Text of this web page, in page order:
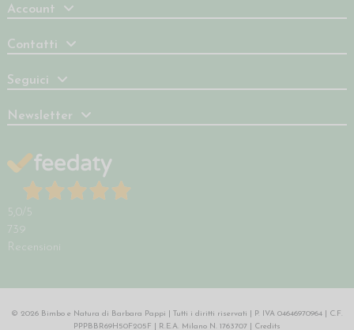
Account
Contatti
Seguici
Newsletter
5,0 /5
739
Recensioni
© 2026 Bimbo e Natura di Barbara Pappi | Tutti i diritti riservati | P. IVA 04646970964 | C.F.
PPPBBR69H50F205F | R.E.A. Milano N. 1763707 | Credits